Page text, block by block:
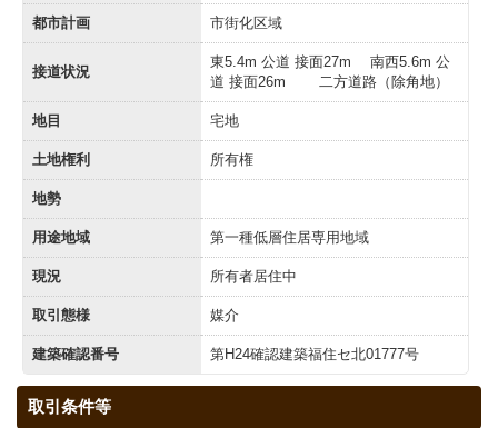
都市計画 市街化区域
接道状況
東5.4m 公道 接面27m 南西5.6m 公
道 接面26m 二方道路（除角地）
地目 宅地
土地権利 所有権
地勢
用途地域 第一種低層住居専用地域
現況 所有者居住中
取引態様 媒介
建築確認番号 第H24確認建築福住セ北01777号
取引条件等